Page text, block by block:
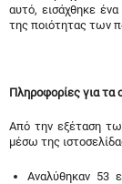
αυτό, εισάχθηκε
της ποιότητας των
Πληροφορίες για τα
Από την εξέταση
μέσω της
Αναλύθηκαν 53